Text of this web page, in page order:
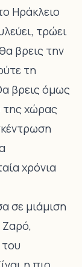
Ηράκλειο
τρώει
βρεις την
τη
βρεις όμως
της χώρας
χρόνια
σε μιάμιση
Ζαρό,